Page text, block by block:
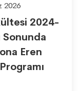
2026
2024-
Sonunda
Eren